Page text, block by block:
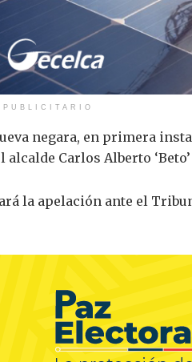
negara, en primera
Carlos Alberto
la apelación ante el